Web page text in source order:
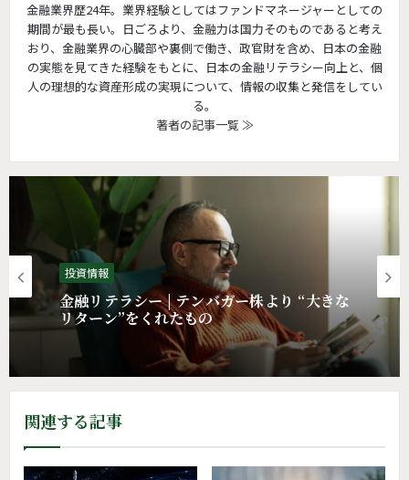
金融業界歴24年。業界経験としてはファンドマネージャーとしての
期間が最も長い。日ごろより、金融力は国力そのものであると考え
おり、金融業界の心臓部や裏側で働き、政官財を含め、日本の金融
の実態を見てきた経験をもとに、日本の金融リテラシー向上と、個
人の理想的な資産形成の実現について、情報の収集と発信をしてい
る。
著者の記事一覧 ≫
投資情報
金融リテラシー | テンバガー株より “大きな
リターン”をくれたもの
投資情報
投資情報 | 配当投資家がAI以上に見逃せな
い業界とは
関連する記事